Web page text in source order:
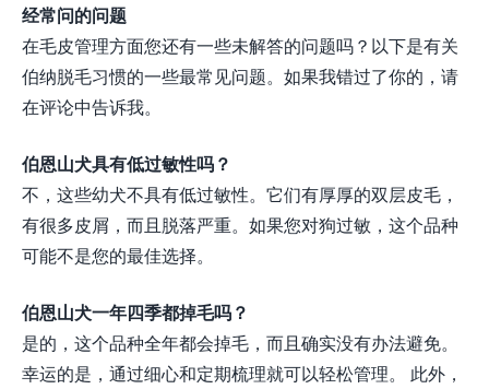
经常问的问题
在毛皮管理方面您还有一些未解答的问题吗？以下是有关
伯纳脱毛习惯的一些最常见问题。如果我错过了你的，请
在评论中告诉我。
伯恩山犬具有低过敏性吗？
不，这些幼犬不具有低过敏性。它们有厚厚的双层皮毛，
有很多皮屑，而且脱落严重。如果您对狗过敏，这个品种
可能不是您的最佳选择。
伯恩山犬一年四季都掉毛吗？
是的，这个品种全年都会掉毛，而且确实没有办法避免。
幸运的是，通过细心和定期梳理就可以轻松管理。 此外，